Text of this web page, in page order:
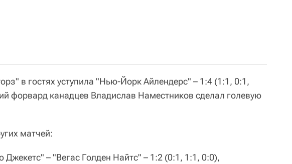
в гостях уступила "Нью-Йорк Айлендерс" – 1:4 (1:1, 0:1,
форвард канадцев Владислав Наместников сделал голевую
матчей:
Джекетс" – "Вегас Голден Найтс" – 1:2 (0:1, 1:1, 0:0),